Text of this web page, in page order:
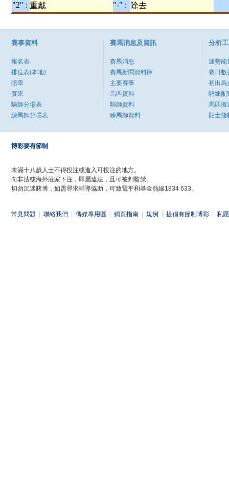
"2" : 重戴 "-" : 除去
賽事資料
報名表
排位表(本地)
賠率
賽果
騎師分場表
練馬師分場表
賽馬消息及資訊
賽馬消息
賽馬新聞資料庫
主要賽事
馬匹資料
騎師資料
練馬師資料
分析
速勢能
賽日數
初出馬
騎練配
馬匹搬
貼士指
博彩要有節制
未滿十八歲人士不得投注或進入可投注的地方。
向非法或海外莊家下注，即屬違法，且可被判監禁。
切勿沉迷賭博，如需尋求輔導協助，可致電平和基金熱線1834 633。
常見問題 聯絡我們 傳媒專用區 網頁指南 規例 提倡有節制博彩 私